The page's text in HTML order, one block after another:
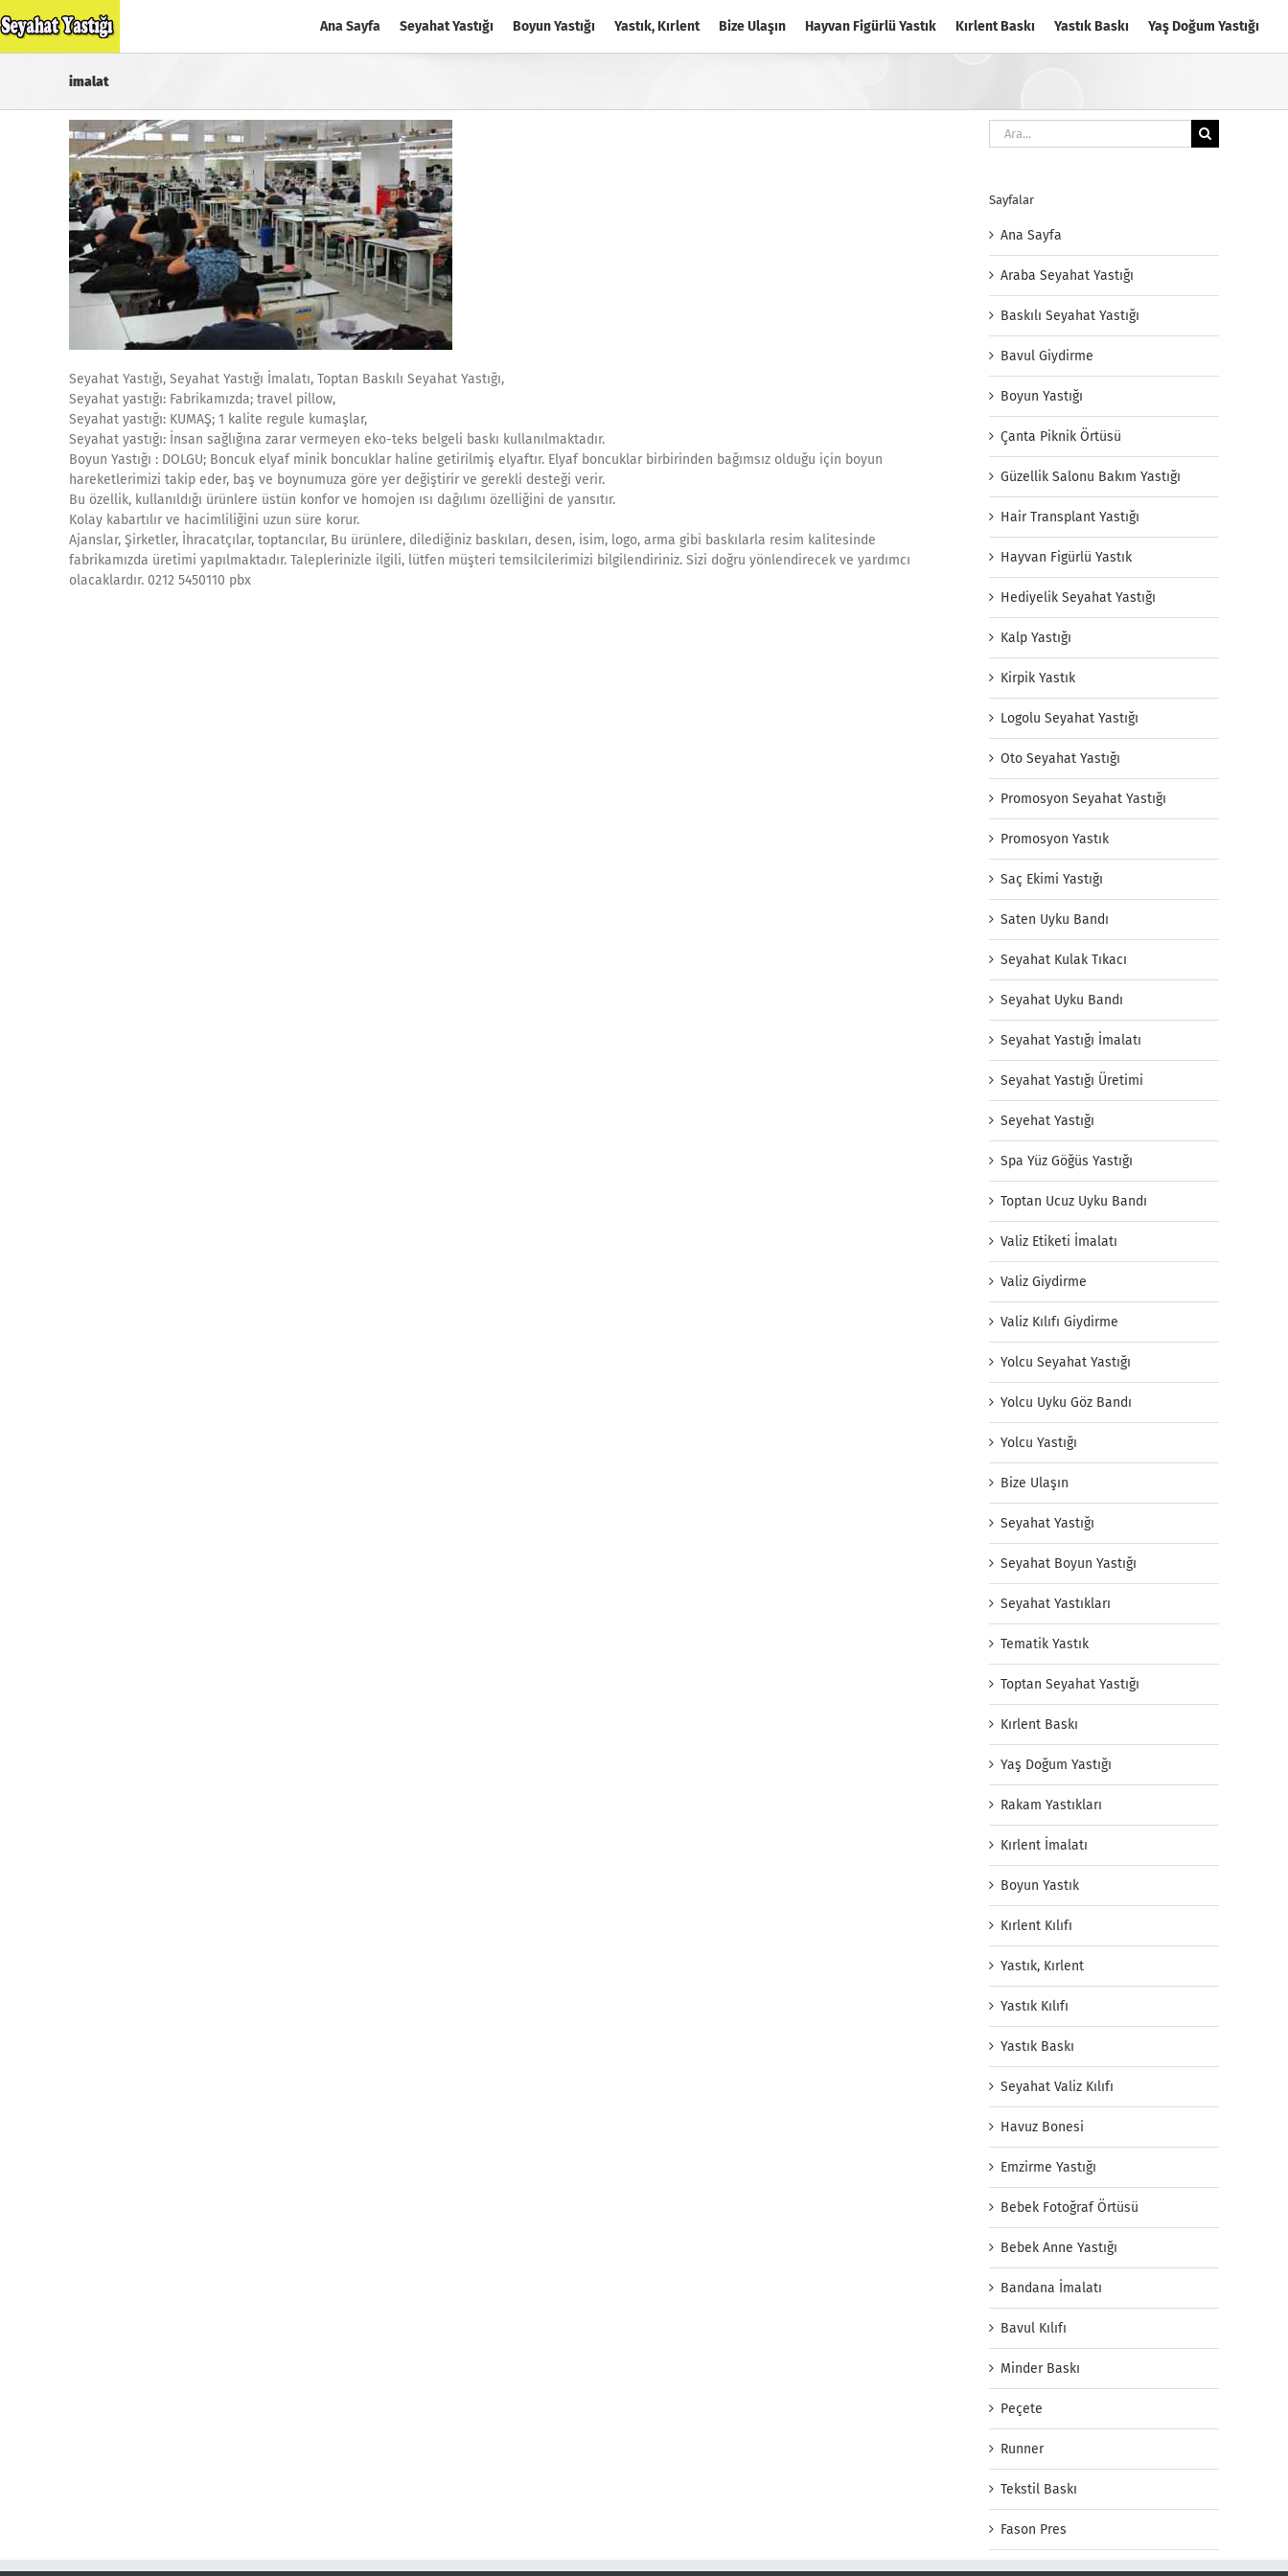
to
content
Ana Sayfa Seyahat Yastığı Boyun Yastığı Yastık, Kırlent Bize Ulaşın Hayvan Figürlü Yastık Kırlent Baskı Yastık Baskı Yaş Doğum Yastığı
imalat
Seyahat Yastığı, Seyahat Yastığı İmalatı, Toptan Baskılı Seyahat Yastığı,
Seyahat yastığı: Fabrikamızda; travel pillow,
Seyahat yastığı: KUMAŞ; 1 kalite regule kumaşlar,
Seyahat yastığı: İnsan sağlığına zarar vermeyen eko-teks belgeli baskı kullanılmaktadır.
Boyun Yastığı : DOLGU; Boncuk elyaf minik boncuklar haline getirilmiş elyaftır. Elyaf boncuklar birbirinden bağımsız olduğu için boyun
hareketlerimizi takip eder, baş ve boynumuza göre yer değiştirir ve gerekli desteği verir.
Bu özellik, kullanıldığı ürünlere üstün konfor ve homojen ısı dağılımı özelliğini de yansıtır.
Kolay kabartılır ve hacimliliğini uzun süre korur.
Ajanslar, Şirketler, İhracatçılar, toptancılar, Bu ürünlere, dilediğiniz baskıları, desen, isim, logo, arma gibi baskılarla resim kalitesinde
fabrikamızda üretimi yapılmaktadır. Taleplerinizle ilgili, lütfen müşteri temsilcilerimizi bilgilendiriniz. Sizi doğru yönlendirecek ve yardımcı
olacaklardır. 0212 5450110 pbx
Ara:
Sayfalar
Ana Sayfa
Araba Seyahat Yastığı
Baskılı Seyahat Yastığı
Bavul Giydirme
Boyun Yastığı
Çanta Piknik Örtüsü
Güzellik Salonu Bakım Yastığı
Hair Transplant Yastığı
Hayvan Figürlü Yastık
Hediyelik Seyahat Yastığı
Kalp Yastığı
Kirpik Yastık
Logolu Seyahat Yastığı
Oto Seyahat Yastığı
Promosyon Seyahat Yastığı
Promosyon Yastık
Saç Ekimi Yastığı
Saten Uyku Bandı
Seyahat Kulak Tıkacı
Seyahat Uyku Bandı
Seyahat Yastığı İmalatı
Seyahat Yastığı Üretimi
Seyehat Yastığı
Spa Yüz Göğüs Yastığı
Toptan Ucuz Uyku Bandı
Valiz Etiketi İmalatı
Valiz Giydirme
Valiz Kılıfı Giydirme
Yolcu Seyahat Yastığı
Yolcu Uyku Göz Bandı
Yolcu Yastığı
Bize Ulaşın
Seyahat Yastığı
Seyahat Boyun Yastığı
Seyahat Yastıkları
Tematik Yastık
Toptan Seyahat Yastığı
Kırlent Baskı
Yaş Doğum Yastığı
Rakam Yastıkları
Kırlent İmalatı
Boyun Yastık
Kırlent Kılıfı
Yastık, Kırlent
Yastık Kılıfı
Yastık Baskı
Seyahat Valiz Kılıfı
Havuz Bonesi
Emzirme Yastığı
Bebek Fotoğraf Örtüsü
Bebek Anne Yastığı
Bandana İmalatı
Bavul Kılıfı
Minder Baskı
Peçete
Runner
Tekstil Baskı
Fason Pres